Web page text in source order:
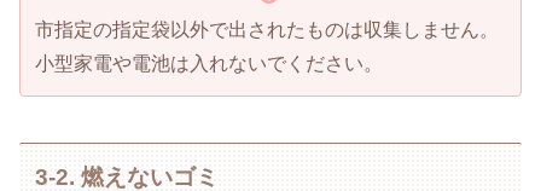
市指定の指定袋以外で出されたものは収集しません。
小型家電や電池は入れないでください。
3-2. 燃えないゴミ